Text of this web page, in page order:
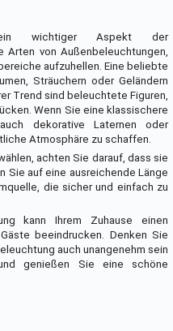
wichtiger Aspekt der
Arten von Außenbeleuchtungen,
aufzuhellen. Eine beliebte
Sträuchern oder Geländern
Trend sind beleuchtete Figuren,
Wenn Sie eine klassischere
dekorative Laternen oder
Atmosphäre zu schaffen.
achten Sie darauf, dass sie
auf eine ausreichende Länge
die sicher und einfach zu
kann Ihrem Zuhause einen
beeindrucken. Denken Sie
auch unangenehm sein
genießen Sie eine schöne